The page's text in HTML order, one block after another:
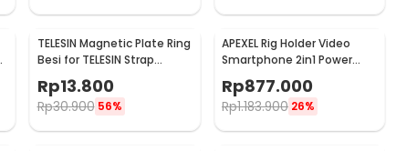
TELESIN Magnetic Plate Ring
Besi for TELESIN Strap
Kalung Magnetic - PJ-
MNM-026
Rp13.800
Rp30.900 56%
APEXEL Rig Holder Video
Smartphone 2in1 Power
Bank 2500mAh with
Remote - APL-VG05CH
Rp877.000
Rp1.183.900 26%